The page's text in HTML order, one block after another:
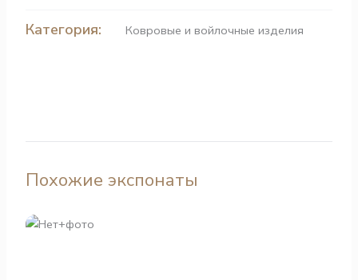
Категория: Ковровые и войлочные изделия
Похожие экспонаты